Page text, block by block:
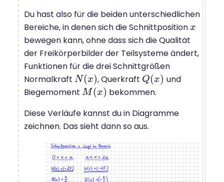
Du hast also für die beiden unterschiedlichen
Bereiche, in denen sich die Schnittposition x
x
bewegen kann, ohne dass sich die Qualität
der Freikörperbilder der Teilsysteme ändert,
Funktionen für die drei Schnittgrößen
Normalkraft N(x)
N(x) , Querkraft Q(x)
Q(x)
und
Biegemoment M(x)
M( x)
bekommen.
Diese Verläufe kannst du in Diagramme
zeichnen. Das sieht dann so aus.